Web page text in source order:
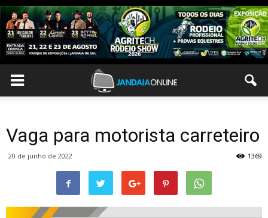
Vaga para motorista carreteiro
20 de junho de 2022 1369